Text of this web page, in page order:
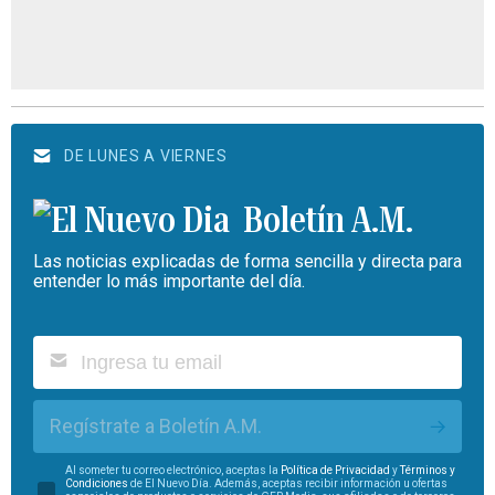
DE LUNES A VIERNES
Boletín A.M.
Las noticias explicadas de forma sencilla y directa para
entender lo más importante del día.
Regístrate a Boletín A.M.
Al someter tu correo electrónico, aceptas la Política de Privacidad yTérminos y
Condiciones de El Nuevo Día. Además, aceptas recibir información u ofertas